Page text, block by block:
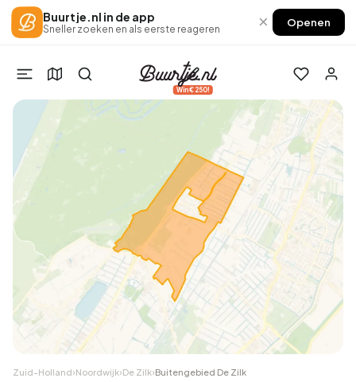
Buurtje.nl in de app
Sneller zoeken en als eerste reageren × Openen
Win €250!
Zuid-Holland›Noordwijk›De Zilk›Buitengebied De Zilk